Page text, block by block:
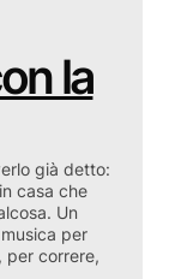
la
già detto:
casa che
Un
per
per correre,